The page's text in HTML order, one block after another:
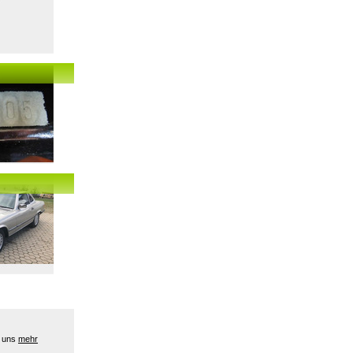
uns mehr